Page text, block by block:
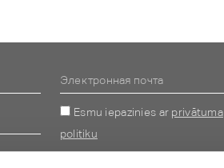
Esmu iepazinies ar privātuma
politiku